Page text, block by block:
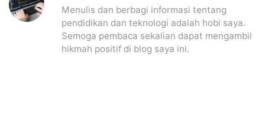
Menulis dan berbagi informasi tentang
pendidikan dan teknologi adalah hobi saya.
Semoga pembaca sekalian dapat mengambil
hikmah positif di blog saya ini.